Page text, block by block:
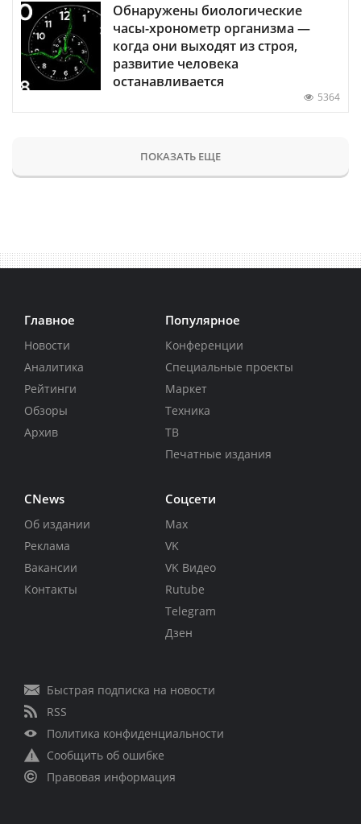
Обнаружены биологические
часы-хронометр организма —
когда они выходят из строя,
развитие человека
останавливается
5364
ПОКАЗАТЬ ЕЩЕ
Главное
Новости
Аналитика
Рейтинги
Обзоры
Архив
Популярное
Конференции
Специальные проекты
Маркет
Техника
ТВ
Печатные издания
CNews
Об издании
Реклама
Вакансии
Контакты
Соцсети
Max
VK
VK Видео
Rutube
Telegram
Дзен
Быстрая подписка на новости
RSS
Политика конфиденциальности
Сообщить об ошибке
Правовая информация